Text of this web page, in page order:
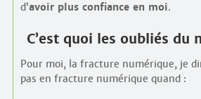
d’avoir plus confiance en moi.
C’est quoi les oubliés du
Pour moi, la fracture numérique, je
pas en fracture numérique quand :